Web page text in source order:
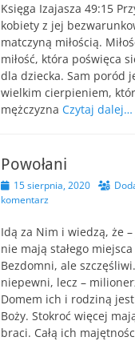
Księga Izajasza 49:15
kobiety z jej
matczyną miłością.
miłość, która poświęca
dla dziecka. Sam poród
wielkim cierpieniem,
mężczyzna Czytaj dalej…
Powołani
Opublikowano
15 sierpnia, 2020
komentarz
Idą za Nim i wiedzą, że
nie mają stałego
Bezdomni, ale
niepewni, lecz –
Domem ich i rodziną jest
Boży. Stokroć więcej
braci. Całą ich